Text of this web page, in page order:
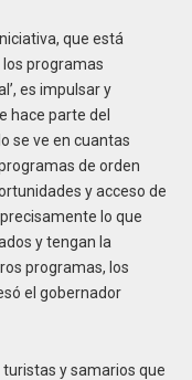
que está
los programas
es impulsar y
hace parte del
se ve en cuantas
de orden
y acceso de
lo que
y tengan la
programas, los
el gobernador
y samarios que